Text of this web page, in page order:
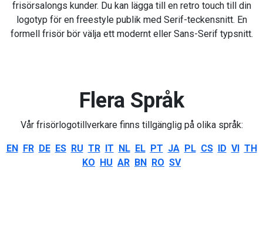
frisörsalongs kunder. Du kan lägga till en retro touch till din
logotyp för en freestyle publik med Serif-teckensnitt. En
formell frisör bör välja ett modernt eller Sans-Serif typsnitt.
Flera Språk
Vår frisörlogotillverkare finns tillgänglig på olika språk:
EN FR DE ES RU TR IT NL EL PT JA PL CS ID VI TH
KO HU AR BN RO SV